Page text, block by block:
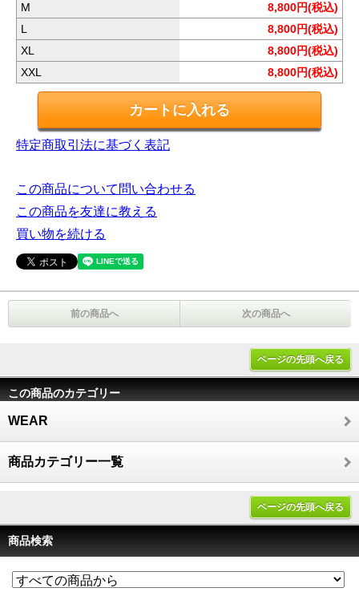
M
8,800円(税込)
L
8,800円(税込)
XL
8,800円(税込)
XXL
8,800円(税込)
特定商取引法に基づく表記
この商品について問い合わせる
この商品を友達に教える
買い物を続ける
前の商品へ 次の商品へ
ページの先頭へ戻る
この商品のカテゴリー
WEAR
商品カテゴリー一覧
ページの先頭へ戻る
商品検索